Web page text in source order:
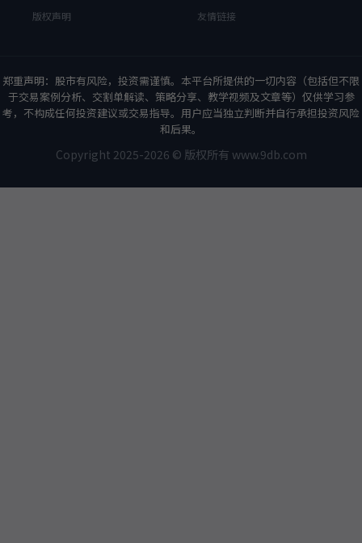
版权声明
友情链接
郑重声明：股市有风险，投资需谨慎。本平台所提供的一切内容（包括但不限
于交易案例分析、交割单解读、策略分享、教学视频及文章等）仅供学习参
考，不构成任何投资建议或交易指导。用户应当独立判断并自行承担投资风险
和后果。
Copyright 2025-2026 © 版权所有 www.9db.com